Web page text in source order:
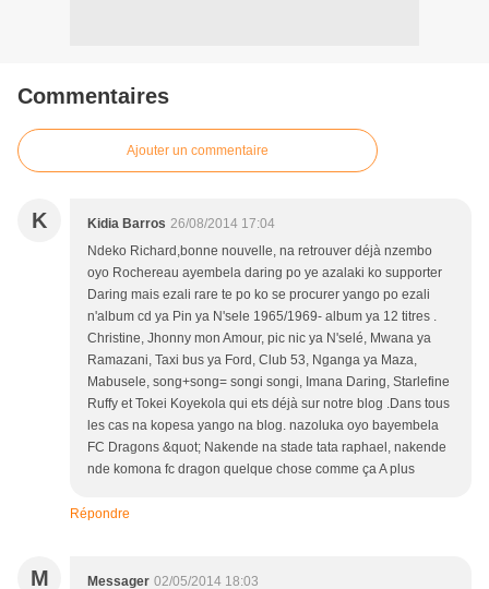
Commentaires
Ajouter un commentaire
K Kidia Barros 26/08/2014 17:04
Ndeko Richard,bonne nouvelle, na retrouver déjà nzembo
oyo Rochereau ayembela daring po ye azalaki ko supporter
Daring mais ezali rare te po ko se procurer yango po ezali
n'album cd ya Pin ya N'sele 1965/1969- album ya 12 titres .
Christine, Jhonny mon Amour, pic nic ya N'selé, Mwana ya
Ramazani, Taxi bus ya Ford, Club 53, Nganga ya Maza,
Mabusele, song+song= songi songi, Imana Daring, Starlefine
Ruffy et Tokei Koyekola qui ets déjà sur notre blog .Dans tous
les cas na kopesa yango na blog. nazoluka oyo bayembela
FC Dragons &quot; Nakende na stade tata raphael, nakende
nde komona fc dragon quelque chose comme ça A plus
Répondre
M Messager 02/05/2014 18:03